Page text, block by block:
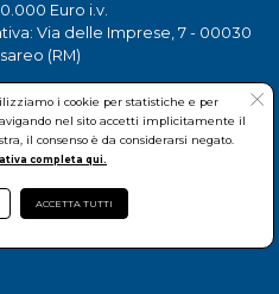
Euro i.v.
Via delle Imprese, 7 - 00030
(RM)
www.onedil.it
i cookie per statistiche e per
nel sito accetti implicitamente il
il consenso è da considerarsi negato.
completa qui.
ACCETTA TUTTI